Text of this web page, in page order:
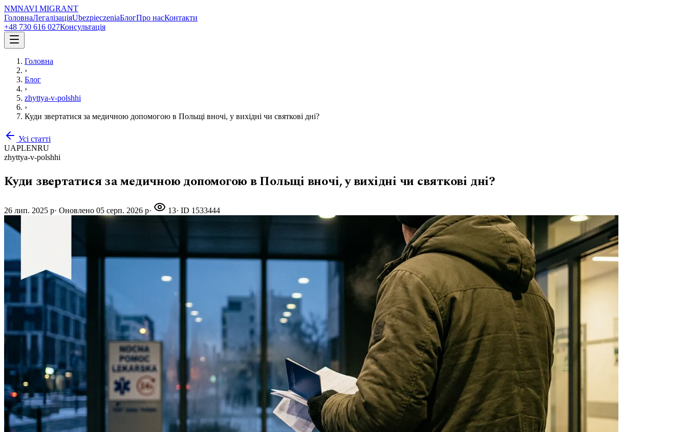
NMNAVI MIGRANT
ГоловнаЛегалізаціяUbezpieczeniaБлогПро насКонтакти
+48 730 616 027Консультація
Головна
›
Блог
›
zhyttya-v-polshhi
›
Куди звертатися за медичною допомогою в Польщі вночі, у вихідні чи святкові дні?
Усі статті
UAPLENRU
zhyttya-v-polshhi
Куди звертатися за медичною допомогою в Польщі вночі, у вихідні чи святкові дні?
26 лип. 2025 р· Оновлено 05 серп. 2026 р· 13· ID 1533444